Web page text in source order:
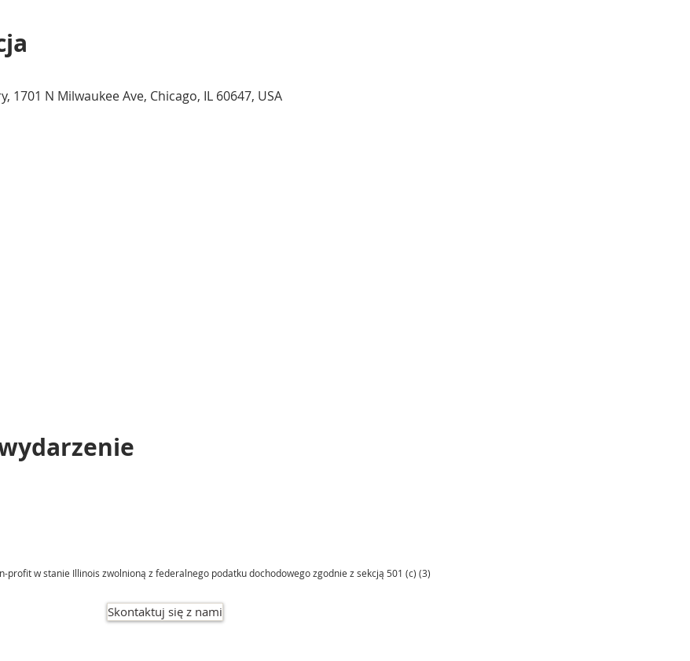
1701 N Milwaukee Ave, Chicago, IL 60647, USA
profit w stanie Illinois zwolnioną z federalnego podatku dochodowego zgodnie z sekcją 501 (c) (3)
Skontaktuj się z nami